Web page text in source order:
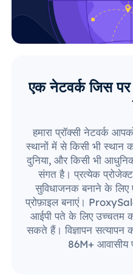
एक नेटवर्क जिस
हमारा प्रॉक्सी नेटवर्क
स्थानों में से किसी भी स्थान
दुनिया, और किसी भी
संगत है। प्रत्येक
सुविधाजनक बनाने के लिए
प्रोफ़ाइल बनाएं।
आईपी पते के लिए उच्चतम
सकते हैं। विज्ञापन
86M+ आवासीय